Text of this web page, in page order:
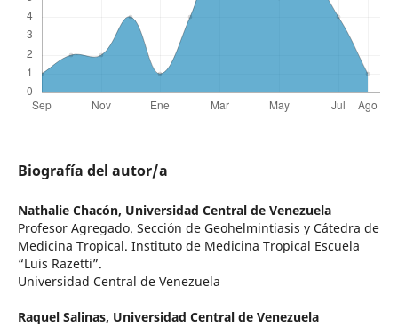
Biografía del autor/a
Nathalie Chacón, Universidad Central de Venezuela
Profesor Agregado. Sección de Geohelmintiasis y Cátedra de
Medicina Tropical. Instituto de Medicina Tropical Escuela
“Luis Razetti”.
Universidad Central de Venezuela
Raquel Salinas, Universidad Central de Venezuela